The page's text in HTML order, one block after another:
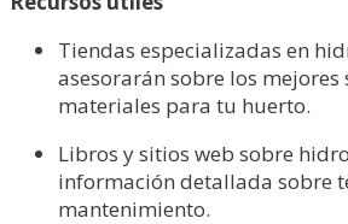
Tiendas especializadas en
asesorarán sobre los mejores
materiales para tu huerto.
Libros y sitios web sobre
información detallada sobre
mantenimiento.